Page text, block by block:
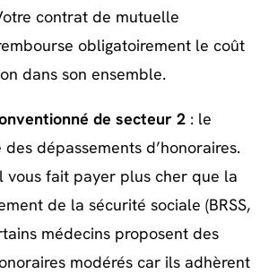
contrat de mutuelle
obligatoirement le coût
dans son ensemble.
de secteur 2 : le
dépassements d’honoraires.
vous fait payer plus cher que la
de la sécurité sociale (BRSS,
médecins proposent des
modérés car ils adhèrent